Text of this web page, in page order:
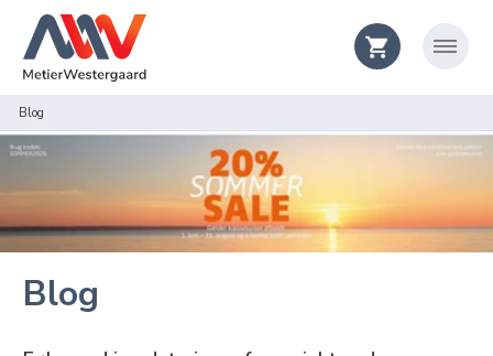
Blog
Blog